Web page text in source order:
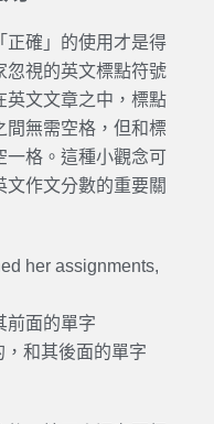
正確」的使用才是得
忽視的英文標點符號
英文文章之中，標點
間無需空格，但和標
一格。這種小觀念可
文作文分數的重要關
her assignments,
前面的單字
和其後面的單字